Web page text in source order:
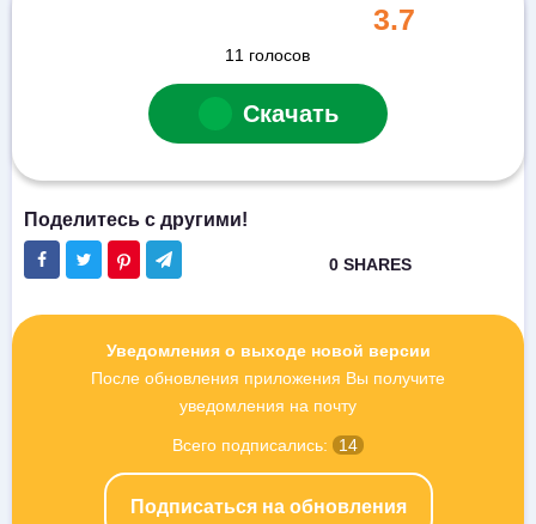
3.7
11 голосов
Скачать
Уведомления о выходе новой версии
После обновления приложения Вы получите
уведомления на почту
Подписаться на обновления
Всего подписались: 14